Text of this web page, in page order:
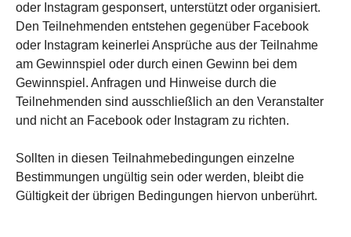
oder Instagram gesponsert, unterstützt oder organisiert.
Den Teilnehmenden entstehen gegenüber Facebook
oder Instagram keinerlei Ansprüche aus der Teilnahme
am Gewinnspiel oder durch einen Gewinn bei dem
Gewinnspiel. Anfragen und Hinweise durch die
Teilnehmenden sind ausschließlich an den Veranstalter
und nicht an Facebook oder Instagram zu richten.
Sollten in diesen Teilnahmebedingungen einzelne
Bestimmungen ungültig sein oder werden, bleibt die
Gültigkeit der übrigen Bedingungen hiervon unberührt.